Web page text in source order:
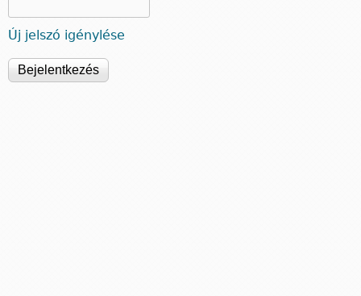
Új jelszó igénylése